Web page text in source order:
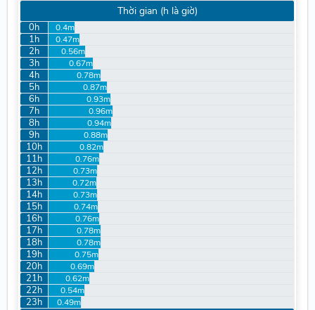
Thời gian (h là giờ)
0h 0.4m
1h 0.47m
2h 0.56m
3h 0.67m
4h 0.78m
5h 0.87m
6h 0.93m
7h 0.96m
8h 0.94m
9h 0.88m
10h 0.82m
11h 0.76m
12h 0.73m
13h 0.72m
14h 0.73m
15h 0.74m
16h 0.76m
17h 0.78m
18h 0.78m
19h 0.75m
20h 0.69m
21h 0.62m
22h 0.54m
23h 0.49m